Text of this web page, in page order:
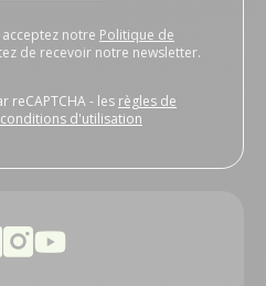
acceptez notre Politique de
de recevoir notre newsletter.
reCAPTCHA - les règles de
conditions d'utilisation